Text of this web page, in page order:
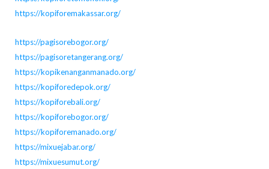
https://kopiforemakassar.org/
https://pagisorebogor.org/
https://pagisoretangerang.org/
https://kopikenanganmanado.org/
https://kopiforedepok.org/
https://kopiforebali.org/
https://kopiforebogor.org/
https://kopiforemanado.org/
https://mixuejabar.org/
https://mixuesumut.org/